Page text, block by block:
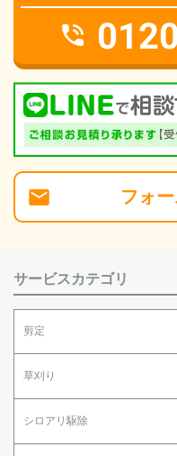
フォ
サービスカテゴリ
剪定
草刈り
シロアリ駆除